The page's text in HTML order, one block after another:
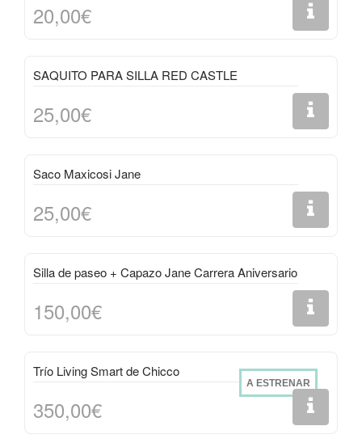
20,00€
SAQUITO PARA SILLA RED CASTLE
25,00€
Saco Maxicosi Jane
25,00€
Silla de paseo + Capazo Jane Carrera Aniversario
150,00€
Trío Living Smart de Chicco
A ESTRENAR
350,00€